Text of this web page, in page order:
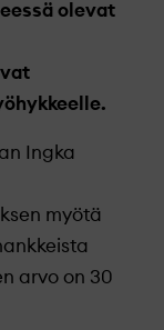
olevat
Ingka
myötä
arvo on 30